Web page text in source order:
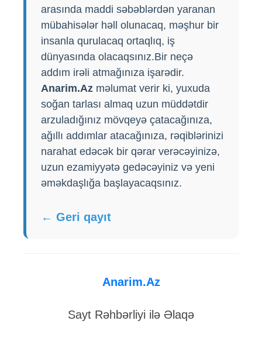
arasında maddi səbəblərdən yaranan
mübahisələr həll olunacaq, məşhur bir
insanla qurulacaq ortaqlıq, iş
dünyasında olacaqsınız.Bir neçə
addım irəli atmağınıza işarədir.
Anarim.Az məlumat verir ki, yuxuda
soğan tarlası almaq uzun müddətdir
arzuladığınız mövqeyə çatacağınıza,
ağıllı addımlar atacağınıza, rəqiblərinizi
narahat edəcək bir qərar verəcəyinizə,
uzun ezamiyyətə gedəcəyiniz və yeni
əməkdaşlığa başlayacaqsınız.
← Geri qayıt
Anarim.Az
Sayt Rəhbərliyi ilə Əlaqə